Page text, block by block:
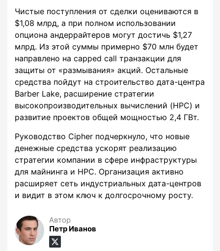
Чистые поступления от сделки оцениваются в
$1,08 млрд, а при полном использовании
опциона андеррайтеров могут достичь $1,27
млрд. Из этой суммы примерно $70 млн будет
направлено на capped call транзакции для
защиты от «размывания» акций. Остальные
средства пойдут на строительство дата-центра
Barber Lake, расширение стратегии
высокопроизводительных вычислений (HPC) и
развитие проектов общей мощностью 2,4 ГВт.
Руководство Cipher подчеркнуло, что новые
денежные средства ускорят реализацию
стратегии компании в сфере инфраструктуры
для майнинга и HPC. Организация активно
расширяет сеть индустриальных дата-центров
и видит в этом ключ к долгосрочному росту.
Автор
Петр Иванов